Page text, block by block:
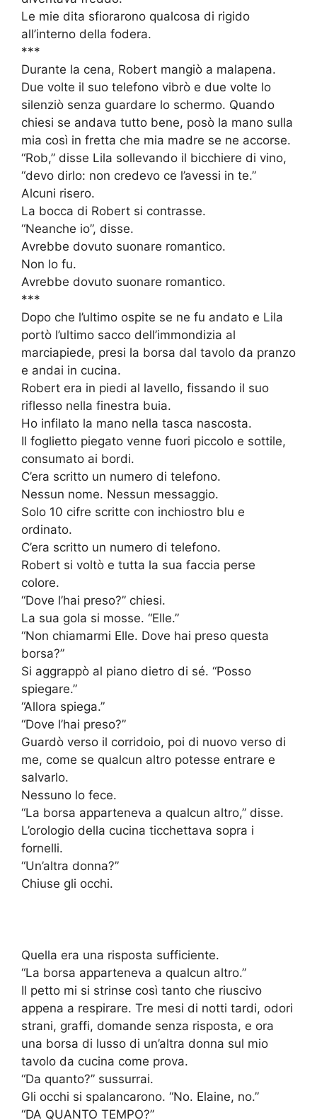
Le mie dita sfiorarono qualcosa di rigido
all’interno della fodera.
***
Durante la cena, Robert mangiò a malapena.
Due volte il suo telefono vibrò e due volte lo
silenziò senza guardare lo schermo. Quando
chiesi se andava tutto bene, posò la mano sulla
mia così in fretta che mia madre se ne accorse.
“Rob,” disse Lila sollevando il bicchiere di vino,
“devo dirlo: non credevo ce l’avessi in te.”
Alcuni risero.
La bocca di Robert si contrasse.
“Neanche io”, disse.
Avrebbe dovuto suonare romantico.
Non lo fu.
Avrebbe dovuto suonare romantico.
***
Dopo che l’ultimo ospite se ne fu andato e Lila
portò l’ultimo sacco dell’immondizia al
marciapiede, presi la borsa dal tavolo da pranzo
e andai in cucina.
Robert era in piedi al lavello, fissando il suo
riflesso nella finestra buia.
Ho infilato la mano nella tasca nascosta.
Il foglietto piegato venne fuori piccolo e sottile,
consumato ai bordi.
C’era scritto un numero di telefono.
Nessun nome. Nessun messaggio.
Solo 10 cifre scritte con inchiostro blu e
ordinato.
C’era scritto un numero di telefono.
Robert si voltò e tutta la sua faccia perse
colore.
“Dove l’hai preso?” chiesi.
La sua gola si mosse. “Elle.”
“Non chiamarmi Elle. Dove hai preso questa
borsa?”
Si aggrappò al piano dietro di sé. “Posso
spiegare.”
“Allora spiega.”
“Dove l’hai preso?”
Guardò verso il corridoio, poi di nuovo verso di
me, come se qualcun altro potesse entrare e
salvarlo.
Nessuno lo fece.
“La borsa apparteneva a qualcun altro,” disse.
L’orologio della cucina ticchettava sopra i
fornelli.
“Un’altra donna?”
Chiuse gli occhi.
Quella era una risposta sufficiente.
“La borsa apparteneva a qualcun altro.”
Il petto mi si strinse così tanto che riuscivo
appena a respirare. Tre mesi di notti tardi, odori
strani, graffi, domande senza risposta, e ora
una borsa di lusso di un’altra donna sul mio
tavolo da cucina come prova.
“Da quanto?” sussurrai.
Gli occhi si spalancarono. “No. Elaine, no.”
“DA QUANTO TEMPO?”